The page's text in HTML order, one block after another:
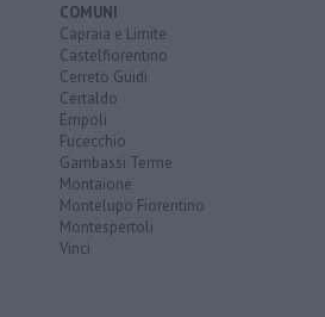
COMUNI
Capraia e Limite
Castelfiorentino
Cerreto Guidi
Certaldo
Empoli
Fucecchio
Gambassi Terme
Montaione
Montelupo Fiorentino
Montespertoli
Vinci